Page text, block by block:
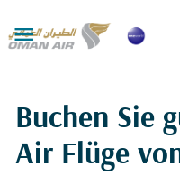

Buchen Sie
Air Flüge